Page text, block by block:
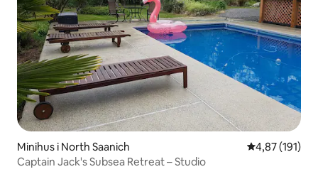
Minihus i North Saanich 4,87 av 5 i
4,87 (191)
Captain Jack's Subsea Retreat – Studio